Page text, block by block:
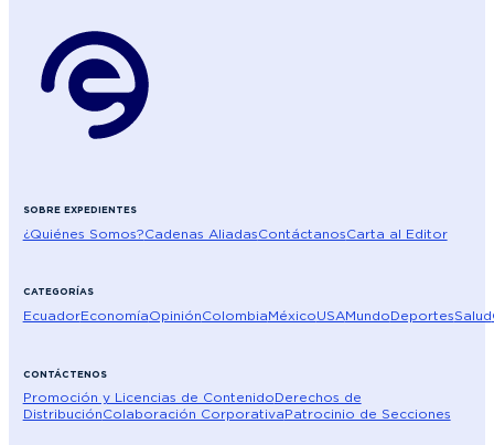
SOBRE EXPEDIENTES
¿Quiénes Somos?Cadenas AliadasContáctanosCarta al Editor
CATEGORÍAS
EcuadorEconomíaOpiniónColombiaMéxicoUSAMundoDeportesSalud
CONTÁCTENOS
Promoción y Licencias de ContenidoDerechos de
DistribuciónColaboración CorporativaPatrocinio de Secciones